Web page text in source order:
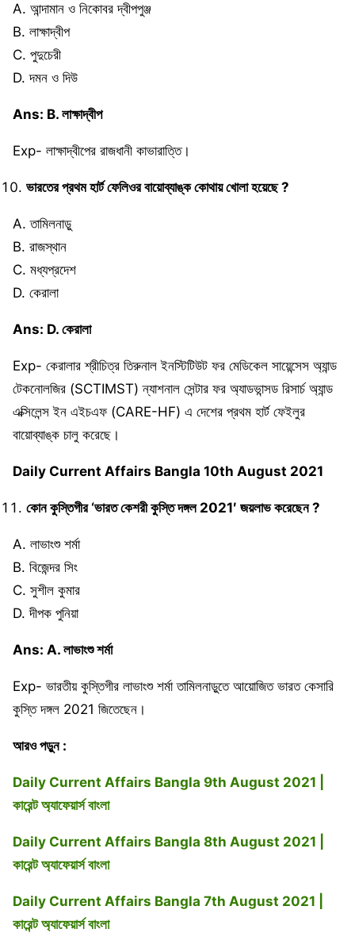
A. আন্দামান ও নিকোবর দ্বীপপুঞ্জ
B. লাক্ষাদ্বীপ
C. পুদুচেরী
D. দমন ও দিউ
Ans: B. লাক্ষাদ্বীপ
Exp- লাক্ষাদ্বীপের রাজধানী কাভারাত্তি।
ভারতের প্রথম হার্ট ফেলিওর বায়োব্যাঙ্ক কোথায় খোলা হয়েছে ?
A. তামিলনাড়ু
B. রাজস্থান
C. মধ্যপ্রদেশ
D. কেরালা
Ans: D. কেরালা
Exp- কেরালার শ্রীচিত্র তিরুনাল ইনস্টিটিউট ফর মেডিকেল সায়েন্সেস অ্যান্ড
টেকনোলজির (SCTIMST) ন্যাশনাল সেন্টার ফর অ্যাডভান্সড রিসার্চ অ্যান্ড
এক্সিলেন্স ইন এইচএফ (CARE-HF) এ দেশের প্রথম হার্ট ফেইলুর
বায়োব্যাঙ্ক চালু করেছে।
Daily Current Affairs Bangla 10th August 2021
কোন কুস্তিগীর ‘ভারত কেশরী কুস্তি দঙ্গল 2021′ জয়লাভ করেছেন ?
A. লাভাংশু শৰ্মা
B. বিজেন্দর সিং
C. সুশীল কুমার
D. দীপক পুনিয়া
Ans: A. লাভাংশু শৰ্মা
Exp- ভারতীয় কুস্তিগীর লাভাংশু শর্মা তামিলনাড়ুতে আয়োজিত ভারত কেসারি
কুস্তি দঙ্গল 2021 জিতেছেন।
আরও পড়ুন :
Daily Current Affairs Bangla 9th August 2021 |
কারেন্ট অ্যাফেয়ার্স বাংলা
Daily Current Affairs Bangla 8th August 2021 |
কারেন্ট অ্যাফেয়ার্স বাংলা
Daily Current Affairs Bangla 7th August 2021 |
কারেন্ট অ্যাফেয়ার্স বাংলা